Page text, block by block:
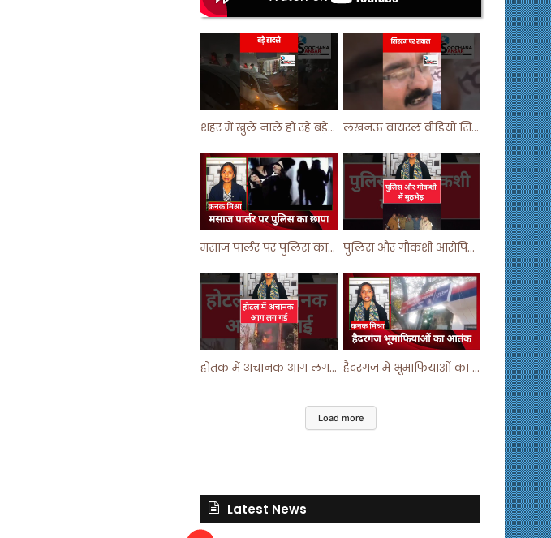
शहर में खुले नाले हो रहे बड़े हादसे ! #shortsvideo #shorts लखनऊ वायरल वीडियो सिस्टम पर सवाल ! #shorts #shortvideo
मसाज पार्लर पर पुलिस का छापा ! #viralvideo #trending #parlour पुलिस और गौकशी आरोपियों में मुठभेड़ ! #shortvideo #shorts #shortsfeed
होतक में अचानक आग लगने से मचा हड़कंप ! #shortsfeed #shorts #viralshorts हैदरगंज में भूमाफियाओं का आतंक ! #upnews #viral #viralvideo
Load more
Latest News